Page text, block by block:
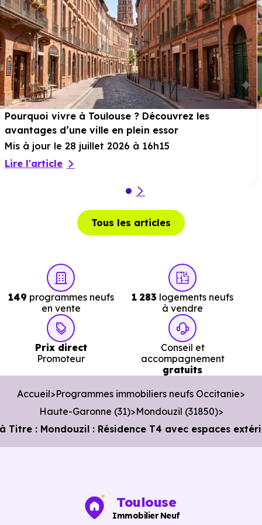
soit 5 min en voiture ou à 2.8 km, soit 34 min à pied.
Sport :Association Loisir Equestre en Région
Toulousaine à 1.3 km, soit 2 min en voiture ou à 1.3 km,
soit 16 min à pied .
Cinéma :Le Lumiere à 7.6 km, soit 11 min en voiture ou
à 6.3 km, soit 1h 16 min à pied.
Théâtre :Le Grenier Théâtre à 9.2 km, soit 14 min en
voiture ou à 7.7 km, soit 1h 31 min à pied
Galerie 21 -Balma
voiture ou à 7.1 km, soit 1h 25 min à pied
Metsaveurs à 1.4 km, soit 3 min en voiture
ou à 1.5 km, soit 18 min à pied .
Police :Gendarmerie - Brigade de l'Union
soit 13 min en voiture ou à 7.5 km, soit 1h 30 min à pied
Poste : La Poste Montrabe
à 3.9 km, soit 7 min en
voiture ou à 3.2 km, soit 38 min à pied.
Bibliothèque :Médiathèque Municipale de Mondouzil
à 335 m, soit 1 min en voiture ou à 407 m, soit 5 min à
pied
Pourquoi vivre à Toulouse ? Découvrez les
avantages d’une ville en plein essor
Mis à jour le 28 juillet 2026 à 16h15
Lire l'article
Tous les articles
149 programmes neufs
en vente
1 283 logements neufs
à vendre
Prix direct
Promoteur
Conseil et
accompagnement
gratuits
Accueil Programmes immobiliers neufs Occitanie
Haute-Garonne (31) Mondouzil (31850)
Titre : Mondouzil : Résidence T4 avec espaces
Toulouse
Immobilier Neuf